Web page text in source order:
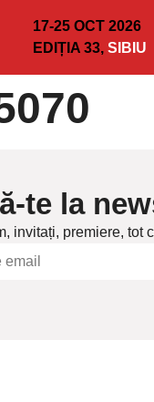
17-25 OCT 2026
EDIȚIA 33,SIBIU
te la
invitați, premiere, tot